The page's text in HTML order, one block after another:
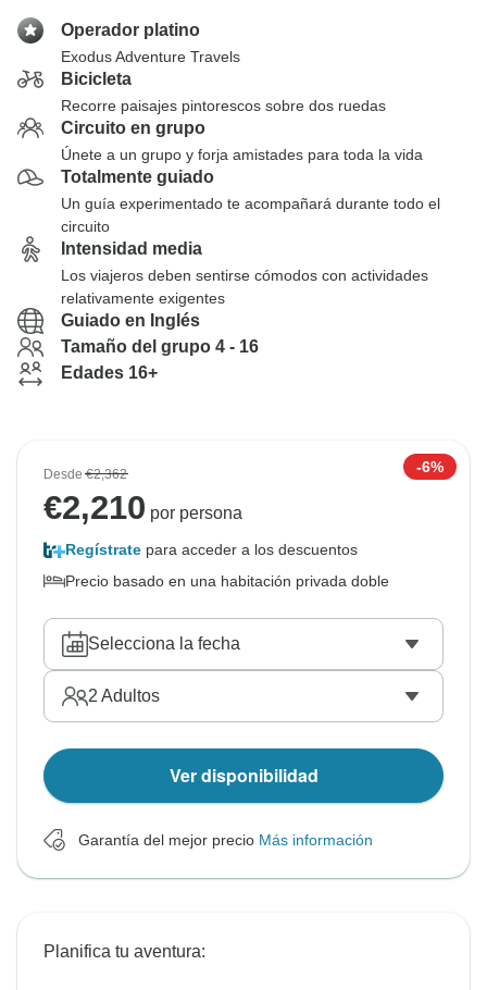
Operador platino
Exodus Adventure Travels
Bicicleta
Recorre paisajes pintorescos sobre dos ruedas
Circuito en grupo
Únete a un grupo y forja amistades para toda la vida
Totalmente guiado
Un guía experimentado te acompañará durante todo el
circuito
Intensidad media
Los viajeros deben sentirse cómodos con actividades
relativamente exigentes
Guiado en Inglés
Tamaño del grupo 4 - 16
Edades 16+
Desde€2,362 -6%
€2,210 por persona
Regístrate para acceder a los descuentos
Precio basado en una habitación privada doble
Selecciona la fecha
2 Adultos
Ver disponibilidad
Garantía del mejor precio Más información
Planifica tu aventura: